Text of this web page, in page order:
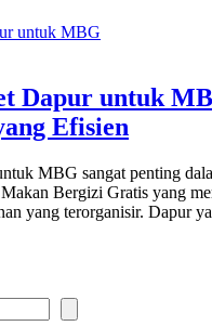
Dapur untuk
Efisien
MBG sangat penting
Bergizi Gratis yang
yang terorganisir. Dapur